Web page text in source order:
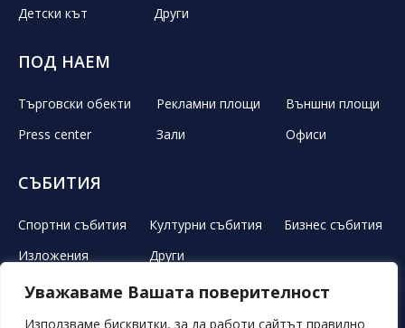
Уважаваме Вашата поверителност
Използваме бисквитки, за да работи сайтът правилно
Детски кът
Други
ПОД НАЕМ
Търговски обекти Рекламни площи
Външни площи
Press center
Зали Офиси
СЪБИТИЯ
Спортни събития Културни събития
Бизнес събития
Изложения
Други
ЛЕТЕН ТЕАТЪР РЕКЛАМА НОВИНИ ГАЛЕРИЯ